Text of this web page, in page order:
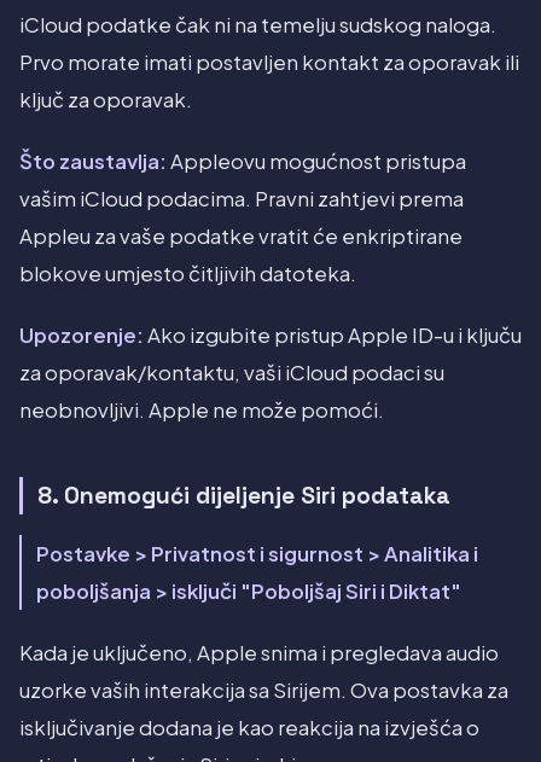
iCloud podatke čak ni na temelju sudskog naloga.
Prvo morate imati postavljen kontakt za oporavak ili
ključ za oporavak.
Što zaustavlja: Appleovu mogućnost pristupa
vašim iCloud podacima. Pravni zahtjevi prema
Appleu za vaše podatke vratit će enkriptirane
blokove umjesto čitljivih datoteka.
Upozorenje: Ako izgubite pristup Apple ID-u i ključu
za oporavak/kontaktu, vaši iCloud podaci su
neobnovljivi. Apple ne može pomoći.
8. Onemogući dijeljenje Siri podataka
Postavke > Privatnost i sigurnost > Analitika i
poboljšanja > isključi "Poboljšaj Siri i Diktat"
Kada je uključeno, Apple snima i pregledava audio
uzorke vaših interakcija sa Sirijem. Ova postavka za
isključivanje dodana je kao reakcija na izvješća o